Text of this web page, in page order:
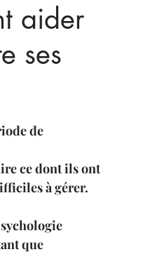
aider
ses
de
ce dont ils ont
à gérer.
que